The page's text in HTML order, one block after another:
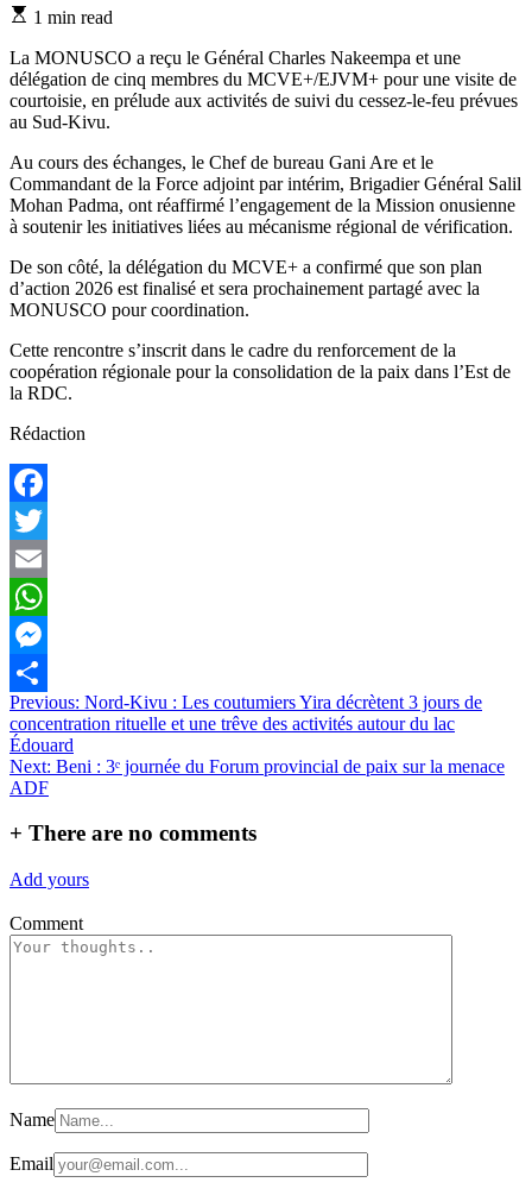
Estimated
time
1 min read
La MONUSCO a reçu le Général Charles Nakeempa et une
délégation de cinq membres du MCVE+/EJVM+ pour une visite de
courtoisie, en prélude aux activités de suivi du cessez-le-feu prévues
au Sud-Kivu.
Au cours des échanges, le Chef de bureau Gani Are et le
Commandant de la Force adjoint par intérim, Brigadier Général Salil
Mohan Padma, ont réaffirmé l’engagement de la Mission onusienne
à soutenir les initiatives liées au mécanisme régional de vérification.
De son côté, la délégation du MCVE+ a confirmé que son plan
d’action 2026 est finalisé et sera prochainement partagé avec la
MONUSCO pour coordination.
Cette rencontre s’inscrit dans le cadre du renforcement de la
coopération régionale pour la consolidation de la paix dans l’Est de
la RDC.
Rédaction
Facebook
Twitter
Email
WhatsApp
Messenger
Partager
Navigation
de
l’article
Previous: Nord-Kivu : Les coutumiers Yira décrètent 3 jours de
concentration rituelle et une trêve des activités autour du lac
Édouard
Next: Beni : 3ᵉ journée du Forum provincial de paix sur la menace
ADF
+ There are no comments
Add yours
Comment
Name
Email